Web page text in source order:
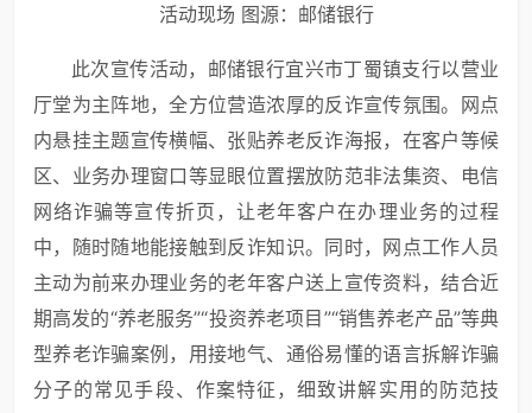
活动现场 图源：邮储银行
此次宣传活动，邮储银行宜兴市丁蜀镇支行以营业
厅堂为主阵地，全方位营造浓厚的反诈宣传氛围。网点
内悬挂主题宣传横幅、张贴养老反诈海报，在客户等候
区、业务办理窗口等显眼位置摆放防范非法集资、电信
网络诈骗等宣传折页，让老年客户在办理业务的过程
中，随时随地能接触到反诈知识。同时，网点工作人员
主动为前来办理业务的老年客户送上宣传资料，结合近
期高发的“养老服务”“投资养老项目”“销售养老产品”等典
型养老诈骗案例，用接地气、通俗易懂的语言拆解诈骗
分子的常见手段、作案特征，细致讲解实用的防范技